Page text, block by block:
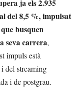
ja els 2.935
del 8,5 %, impulsat
busquen
seva carrera,
impuls està
del streaming
i de postgrau.